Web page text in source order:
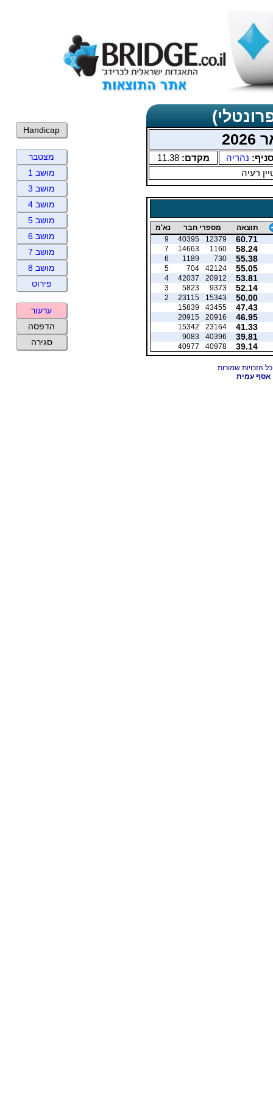
סניף: נהריה מקדם:11.38
רעיה
תוצאה מספרי חבר נא'מ
60.71
12379
40395
9
58.24
1160
14663
7
55.38
730
1189
6
55.05
42124
704
5
53.81
20912
42037
4
52.14
9373
5823
3
50.00
15343
23115
2
47.43
43455
15839
46.95
20916
20915
41.33
23164
15342
39.81
40396
9083
39.14
40978
40977
אסף עמית
Handicap
מצטבר
מושב 1
מושב 3
מושב 4
מושב 5
מושב 6
מושב 7
מושב 8
פירוט
ערעור
הדפסה
סגירה